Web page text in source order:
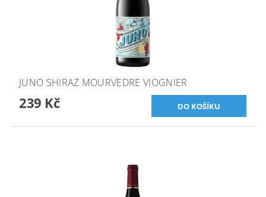
JUNO SHIRAZ MOURVEDRE VIOGNIER
239 Kč